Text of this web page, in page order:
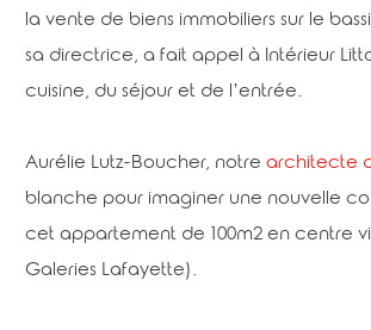
la vente de biens immobiliers sur le
sa directrice, a fait appel à Intérieur
cuisine, du séjour et de l’entrée.
Aurélie Lutz-Boucher, notre architecte
blanche pour imaginer une nouvelle
cet appartement de 100m2 en centre
Galeries Lafayette).